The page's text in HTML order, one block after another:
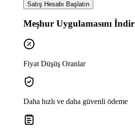
Satış Hesabı Başlatın
Meşhur Uygulamasını İndir
Fiyat Düşüş Oranlar
Daha hızlı ve daha güvenli ödeme